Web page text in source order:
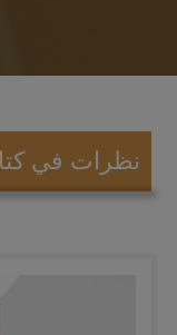
نظرات في